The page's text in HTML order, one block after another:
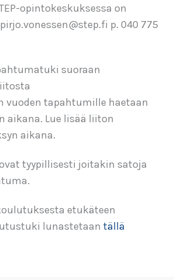
opintokeskuksessa on
p. 040 775
suoraan
vuoden tapahtumille haetaan
aikana. Lue lisää liiton
aikana.
tyypillisesti joitakin satoja
etukäteen
lunastetaan tällä